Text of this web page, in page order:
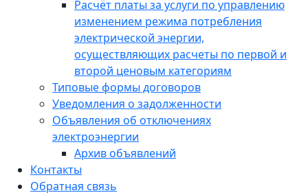
Расчёт платы за услуги по управлению
изменением режима потребления
электрической энергии,
осуществляющих расчеты по первой и
второй ценовым категориям
Типовые формы договоров
Уведомления о задолженности
Объявления об отключениях
электроэнергии
Архив объявлений
Контакты
Обратная связь